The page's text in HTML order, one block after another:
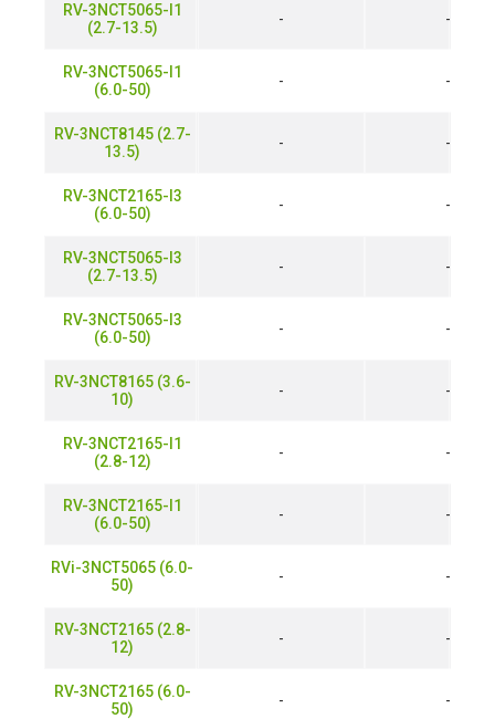
RV-3NCT5065-I1
(2.7-13.5)
RV-3NCT5065-I1
(6.0-50)
RV-3NCT8145 (2.7-
13.5)
RV-3NCT2165-I3
(6.0-50)
RV-3NCT5065-I3
(2.7-13.5)
RV-3NCT5065-I3
(6.0-50)
RV-3NCT8165 (3.6-
10)
RV-3NCT2165-I1
(2.8-12)
RV-3NCT2165-I1
(6.0-50)
RVi-3NCT5065 (6.0-
50)
RV-3NCT2165 (2.8-
12)
RV-3NCT2165 (6.0-
50)
- -
- -
- -
- -
- -
- -
- -
- -
- -
- -
- -
- -